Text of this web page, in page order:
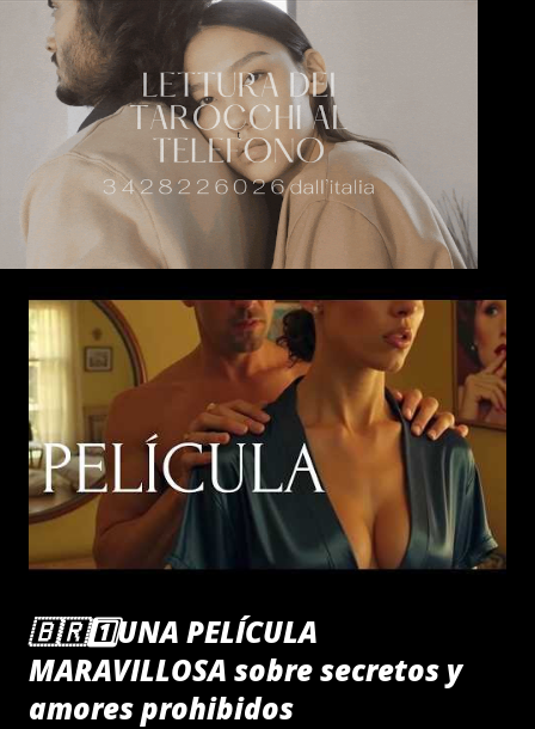
🇧🇷1️⃣UNA PELÍCULA
MARAVILLOSA sobre secretos y
amores prohibidos